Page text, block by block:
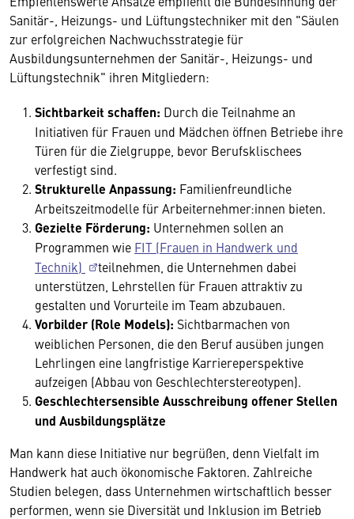
Sanitär-, Heizungs- und Lüftungstechniker mit den "Säulen
zur erfolgreichen Nachwuchsstrategie für
Ausbildungsunternehmen der Sanitär-, Heizungs- und
Lüftungstechnik" ihren Mitgliedern:
Sichtbarkeit schaffen: Durch die Teilnahme an
Initiativen für Frauen und Mädchen öffnen Betriebe ihre
Türen für die Zielgruppe, bevor Berufsklischees
verfestigt sind.
Strukturelle Anpassung: Familienfreundliche
Arbeitszeitmodelle für Arbeiternehmer:innen bieten.
Gezielte Förderung: Unternehmen sollen an
Programmen wie FIT (Frauen in Handwerk und
Technik)
teilnehmen, die Unternehmen dabei
unterstützen, Lehrstellen für Frauen attraktiv zu
gestalten und Vorurteile im Team abzubauen.
Vorbilder (Role Models): Sichtbarmachen von
weiblichen Personen, die den Beruf ausüben jungen
Lehrlingen eine langfristige Karriereperspektive
aufzeigen (Abbau von Geschlechterstereotypen).
Geschlechtersensible Ausschreibung offener Stellen
und Ausbildungsplätze
Man kann diese Initiative nur begrüßen, denn Vielfalt im
Handwerk hat auch ökonomische Faktoren. Zahlreiche
Studien belegen, dass Unternehmen wirtschaftlich besser
performen, wenn sie Diversität und Inklusion im Betrieb